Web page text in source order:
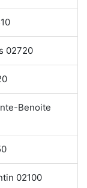
02720
Benoite
02100